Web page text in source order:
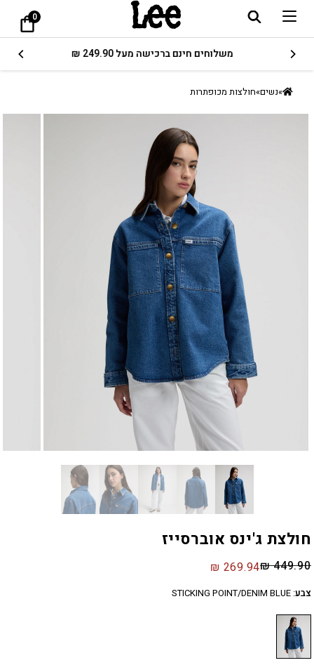
0
משלוחים חינם ברכישה מעל 249.90 ₪
»נשים»חולצות מכופתרות
חולצת ג'ינס אוברסייז
₪449.90
₪ 269.94
צבע:
STICKING POINT/DENIM BLUE